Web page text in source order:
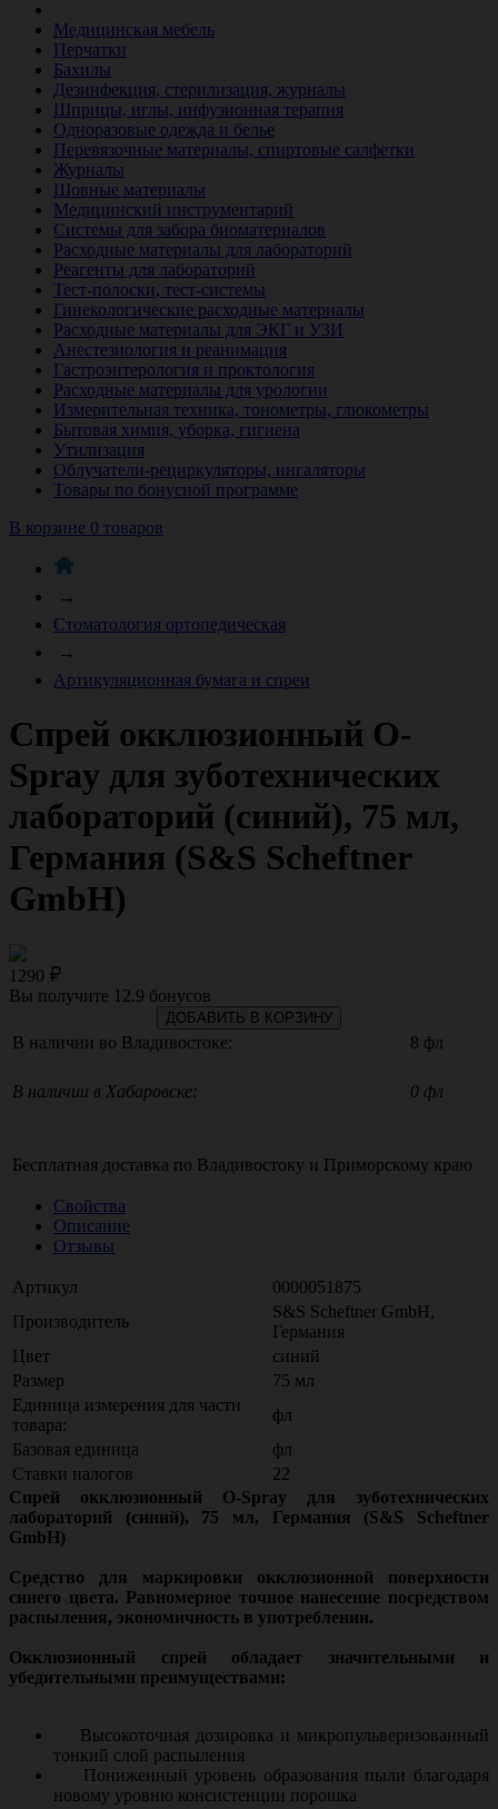
Медицинская мебель
Перчатки
Бахилы
Дезинфекция, стерилизация, журналы
Шприцы, иглы, инфузионная терапия
Одноразовые одежда и белье
Перевязочные материалы, спиртовые салфетки
Журналы
Шовные материалы
Медицинский инструментарий
Системы для забора биоматериалов
Расходные материалы для лабораторий
Реагенты для лабораторий
Тест-полоски, тест-системы
Гинекологические расходные материалы
Расходные материалы для ЭКГ и УЗИ
Анестезиология и реанимация
Гастроэнтерология и проктология
Расходные материалы для урологии
Измерительная техника, тонометры, глюкометры
Бытовая химия, уборка, гигиена
Утилизация
Облучатели-рециркуляторы, ингаляторы
Товары по бонусной программе
В корзине 0 товаров
→
Стоматология ортопедическая
→
Артикуляционная бумага и спреи
Спрей окклюзионный O-
Spray для зуботехнических
лабораторий (синий), 75 мл,
Германия (S&S Scheftner
GmbH)
1290
Вы получите 12.9 бонусов
ДОБАВИТЬ В КОРЗИНУ
В наличии во Владивостоке: 8 фл
В наличии в Хабаровске: 0 фл
Бесплатная доставка по Владивостоку и Приморскому краю
Свойства
Описание
Отзывы
Артикул
0000051875
Производитель
S&S Scheftner GmbH,
Германия
Цвет
синий
Размер
75 мл
Единица измерения для части
товара:
фл
Базовая единица
фл
Ставки налогов
22
Спрей окклюзионный O-Spray для зуботехнических
лабораторий (синий), 75 мл, Германия (S&S Scheftner
GmbH)
Средство для маркировки окклюзионной поверхности
синего цвета. Равномерное точное нанесение посредством
распыления, экономичность в употреблении.
Окклюзионный спрей обладает значительными и
убедительными преимуществами:
Высокоточная дозировка и микропульверизованный
тонкий слой распыления
Пониженный уровень образования пыли благодаря
новому уровню консистенции порошка